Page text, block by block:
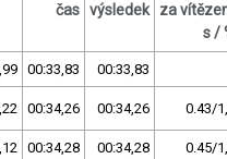
čas výsledek
za
s /
00:33,83 00:33,83
00:34,26 00:34,26 0.43/
00:34,28 00:34,28 0.45/